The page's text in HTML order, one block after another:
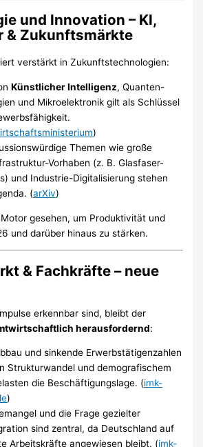
und Innovation – KI,
& Zukunftsmärkte
verstärkt in Zukunftstechnologien:
Künstlicher Intelligenz, Quanten-
und Mikroelektronik gilt als Schlüssel
)
Themen wie große
Vorhaben (z. B. Glasfaser-
und Industrie-Digitalisierung stehen
(arXiv)
gesehen, um Produktivität und
und darüber hinaus zu stärken.
& Fachkräfte – neue
erkennbar sind, bleibt der
herausfordernd:
und sinkende Erwerbstätigenzahlen
Strukturwandel und demografischem
die Beschäftigungslage. (imk-
)
und die Frage gezielter
sind zentral, da Deutschland auf
Arbeitskräfte angewiesen bleibt. (imk-